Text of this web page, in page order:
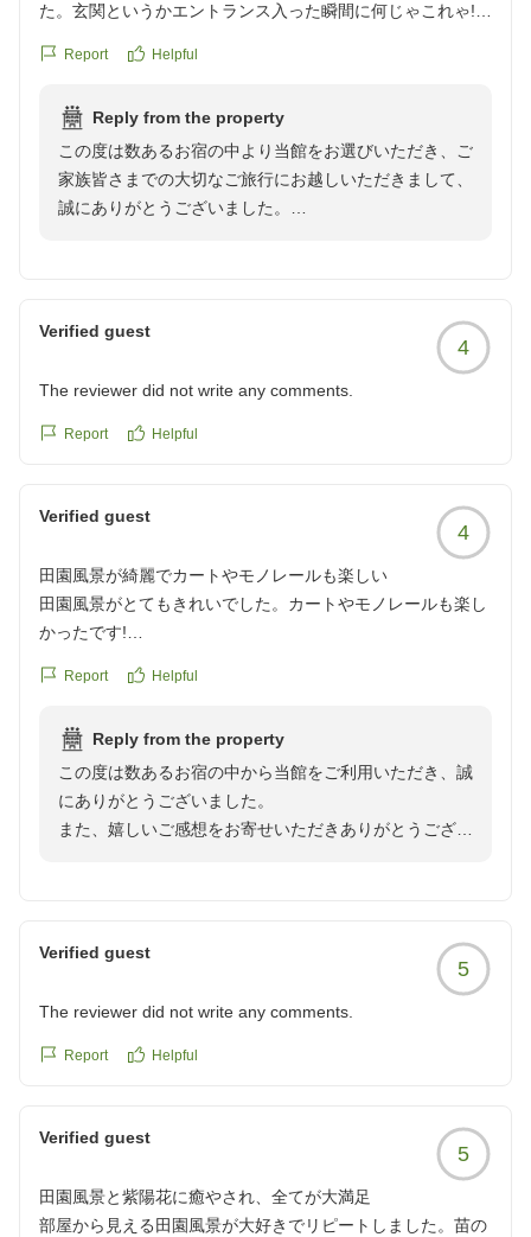
た。玄関というかエントランス入った瞬間に何じゃこれゃ!
部屋に行くにもカートやモノレールに乗って行くのでアトラ
れており気持ち良く滞在させていただきました。従業員の方
も皆さん常に笑顔で対応してくれます、こんな宿は初めて
で、リピーターになってしまいますね、お料理も朝晩文句の
付けようがありません、とても美味しかったです。宿の皆さ
クチコミの詳細はこちらから
https://review.travel.rakuten.co.jp/hotel/voice/105970?
reviewId=33123478217220
Report Helpful
Reply from the property
この度は数あるお宿の中より当館をお選びいただき、ご
家族皆さまでの大切なご旅行にお越しいただきまして、
誠にありがとうございました。
以前より気に留めてくださっていたとのこと、そして実
際にお越しいただき、館内の雰囲気やお部屋、お料理、
大変光栄に存じます。
しんでいただけたご様子が伝わり、私どもも嬉しい気持
ちでいっぱいでございます。お客様にとって、ご滞在そ
のものが旅の思い出となるよう心を込めてお迎えしてお
りますので、このようなお言葉をいただけることは何よ
りの励みとなります。
いお言葉でございます。
これからも。お越しいただくたびに心地よく、そして新
たな感動を感じていただける宿であり続けられるよう、
待ち申し上げております。
この度はご宿泊ならびに素敵なご感想をお寄せいただ
Verified guest
4
The reviewer did not write any comments.
Report Helpful
Verified guest
4
田園風景が綺麗でカートやモノレールも楽しい
田園風景がとてもきれいでした。カートやモノレールも楽し
かったです!
https://review.travel.rakuten.co.jp/hotel/voice/105970?
Report Helpful
Reply from the property
この度は数あるお宿の中から当館をご利用いただき、誠
にありがとうございました。
また、嬉しいご感想をお寄せいただきありがとうござい
で、大変嬉しく思います。
季節ごとに表情を変える景色も当館の魅力のひとつで
また、カートやモノレールでのご移動も旅の思い出のひ
ぜひまた季節を変えて、異なる景色もお楽しみいただけ
れば幸いです。スタッフ一同、またのお越しを心よりお
待ちしております。
Verified guest
5
The reviewer did not write any comments.
Report Helpful
Verified guest
5
田園風景と紫陽花に癒やされ、全てが大満足
部屋から見える田園風景が大好きでリピートしました。苗の